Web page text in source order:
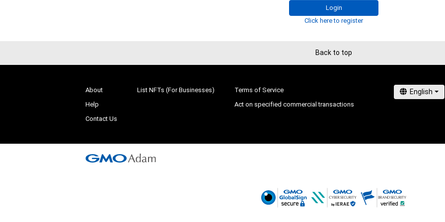
Login
Click here to register
Back to top
About
Help
Contact Us
List NFTs (For Businesses)
Terms of Service
Act on specified commercial transactions